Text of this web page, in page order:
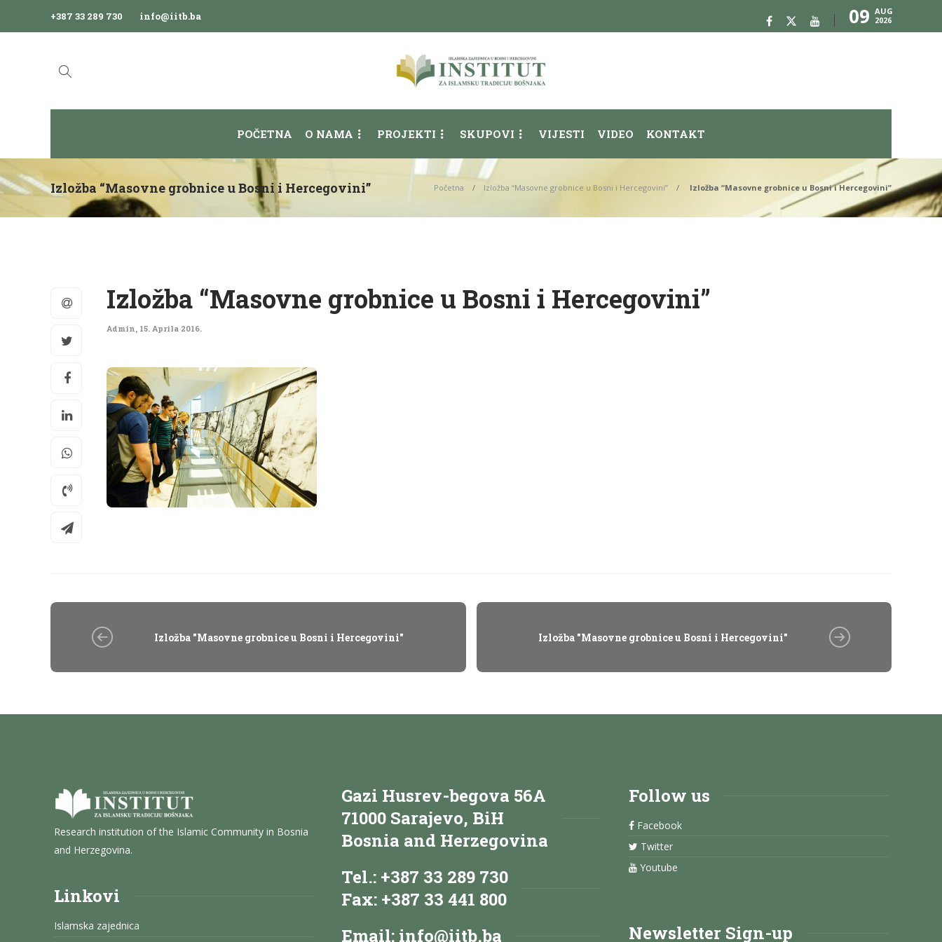
+387 33 289 730 info@iitb.ba 09 AUG
2026
POČETNA O NAMA PROJEKTI SKUPOVI VIJESTI VIDEO KONTAKT
Izložba “Masovne grobnice u Bosni i Hercegovini” Početna Izložba “Masovne grobnice u Bosni i Hercegovini” Izložba “Masovne grobnice u Bosni i Hercegovini”
Izložba “Masovne grobnice u Bosni i Hercegovini”
Admin, 15. Aprila 2016.
Izložba "Masovne grobnice u Bosni i Hercegovini" Izložba "Masovne grobnice u Bosni i Hercegovini"
Research institution of the Islamic Community in Bosnia
and Herzegovina.
Linkovi
Islamska zajednica
Gazi Husrev-begova 56A
71000 Sarajevo, BiH
Bosnia and Herzegovina
Tel.: +387 33 289 730
Fax: +387 33 441 800
Email: info@iitb.ba
Follow us
Facebook
Twitter
Youtube
Newsletter Sign-up